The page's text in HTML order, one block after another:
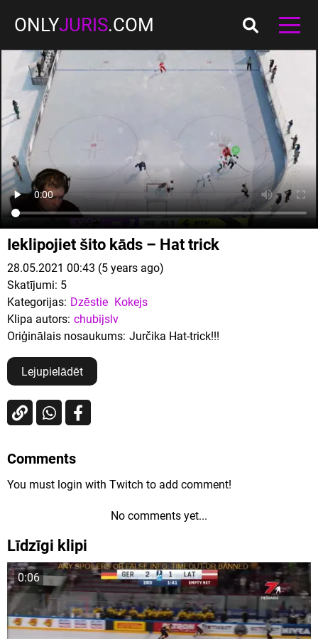
ONLYJURIS.COM
Ieklipojiet šito kāds – Hat trick
28.05.2021 00:43 (5 years ago)
Skatījumi: 5
Kategorijas: Dzēstie Kokejs
Klipa autors: chubijslv
Oriģinālais nosaukums: Jurčika Hat-trick!!!
Lejupielādēt
Comments
You must login with Twitch to add comment!
No comments yet...
Līdzīgi klipi
0:06